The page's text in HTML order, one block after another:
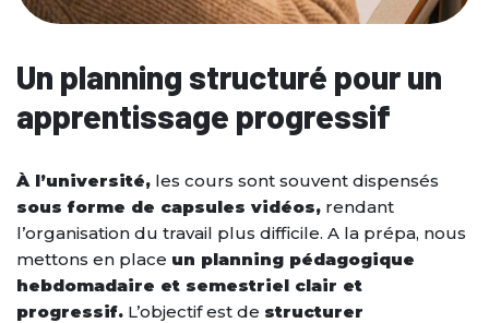
Un planning structuré pour un
apprentissage progressif
À l’université, les cours sont souvent dispensés
sous forme de capsules vidéos, rendant
l’organisation du travail plus difficile. A la prépa, nous
mettons en place un planning pédagogique
hebdomadaire et semestriel clair et
progressif. L’objectif est de structurer